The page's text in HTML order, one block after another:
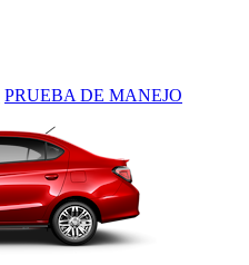
PRUEBA DE MANEJO